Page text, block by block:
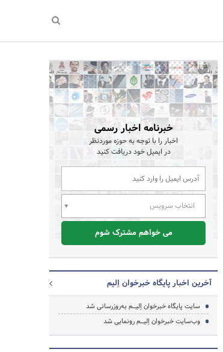
خبرنامه اخبار رسمی
اخبار را با توجه به حوزه موردنظر
در ایمیل خود دریافت کنید
انتخاب سرویس
می خواهم مشترک شوم
آخرین اخبار پایگاه خبرخوان اِلیم
سایت پایگاه خبرخوان اِلیـــــم به‌روزرسانی شد
وب‌سایت خبرخوان اِلیـــــم رونمایی شد